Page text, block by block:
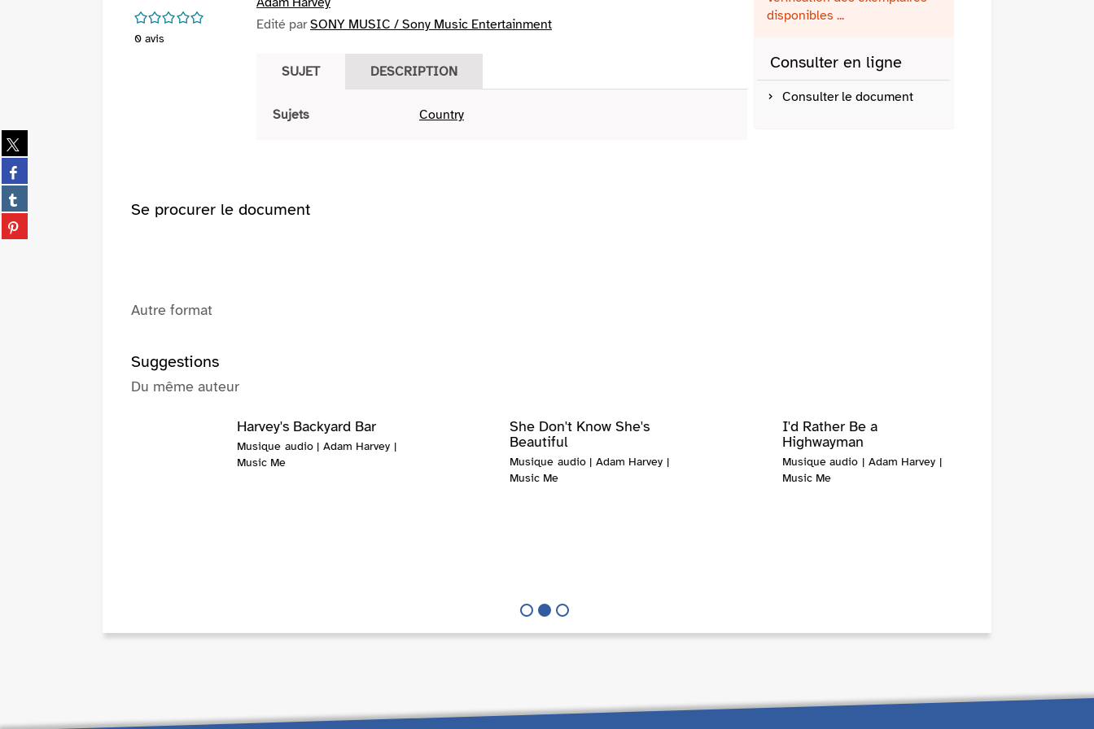
Partager
sur
twitter
(Nouvelle
fenêtre)
Partager
sur
facebook
(Nouvelle
fenêtre)
Partager
sur
tumblr
Partager
sur
/5
0 avis
Edité parSONY MUSIC / Sony Music Entertainment
SUJET DESCRIPTION
Sujets Country
disponibles ...
Consulter en ligne
Consulter le document
Se procurer le document
Autre format
Suggestions
Du même auteur
She Don't Know She's
Beautiful
Musique audio | Adam Harvey |
Music Me
I'd Rather Be a
Highwayman
Musique audio | Adam Harvey |
Music Me
Harvey's Backyard Bar
Musique audio | Adam Harvey |
Music Me